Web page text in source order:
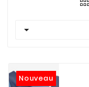

Nouveau